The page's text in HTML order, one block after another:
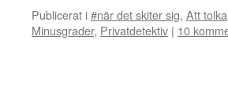
Publicerat i#när det skiter sig, Att tolka
Minusgrader, Privatdetektiv | 10